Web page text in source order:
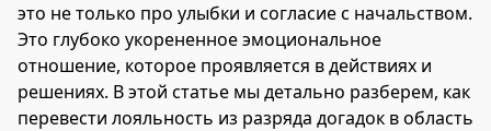
это не только про улыбки и согласие с начальством.
Это глубоко укорененное эмоциональное
отношение, которое проявляется в действиях и
решениях. В этой статье мы детально разберем, как
перевести лояльность из разряда догадок в область